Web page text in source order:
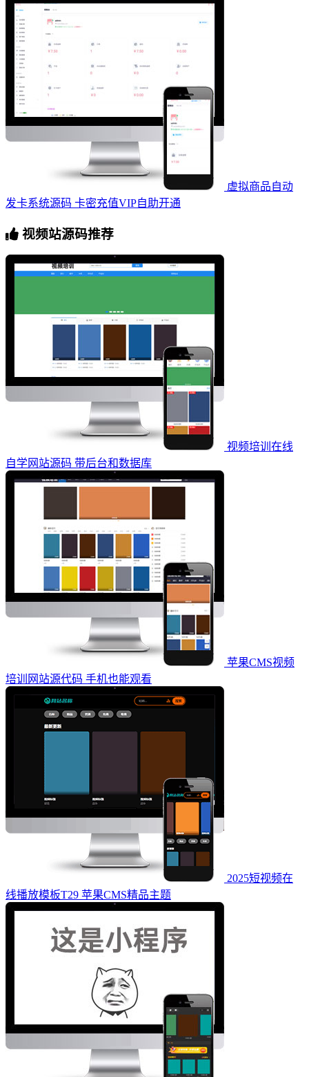
虚拟商品自动
发卡系统源码 卡密充值VIP自助开通
视频站源码推荐
视频培训在线
自学网站源码 带后台和数据库
苹果CMS视频
培训网站源代码 手机也能观看
2025短视频在
线播放模板T29 苹果CMS精品主题